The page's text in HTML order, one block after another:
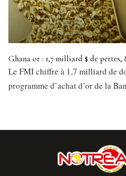
Ghana or : 1,7 milliard $ de pertes,
Le FMI chiffre à 1,7 milliard de
programme d’achat d’or de la